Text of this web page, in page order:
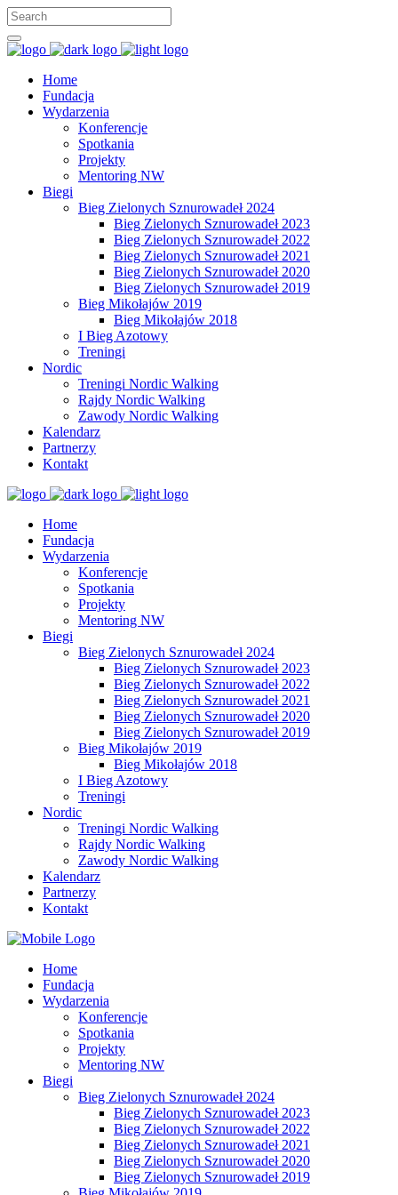
Home
Fundacja
Wydarzenia
Konferencje
Spotkania
Projekty
Mentoring NW
Biegi
Bieg Zielonych Sznurowadeł 2024
Bieg Zielonych Sznurowadeł 2023
Bieg Zielonych Sznurowadeł 2022
Bieg Zielonych Sznurowadeł 2021
Bieg Zielonych Sznurowadeł 2020
Bieg Zielonych Sznurowadeł 2019
Bieg Mikołajów 2019
Bieg Mikołajów 2018
I Bieg Azotowy
Treningi
Nordic
Treningi Nordic Walking
Rajdy Nordic Walking
Zawody Nordic Walking
Kalendarz
Partnerzy
Kontakt
Home
Fundacja
Wydarzenia
Konferencje
Spotkania
Projekty
Mentoring NW
Biegi
Bieg Zielonych Sznurowadeł 2024
Bieg Zielonych Sznurowadeł 2023
Bieg Zielonych Sznurowadeł 2022
Bieg Zielonych Sznurowadeł 2021
Bieg Zielonych Sznurowadeł 2020
Bieg Zielonych Sznurowadeł 2019
Bieg Mikołajów 2019
Bieg Mikołajów 2018
I Bieg Azotowy
Treningi
Nordic
Treningi Nordic Walking
Rajdy Nordic Walking
Zawody Nordic Walking
Kalendarz
Partnerzy
Kontakt
Home
Fundacja
Wydarzenia
Konferencje
Spotkania
Projekty
Mentoring NW
Biegi
Bieg Zielonych Sznurowadeł 2024
Bieg Zielonych Sznurowadeł 2023
Bieg Zielonych Sznurowadeł 2022
Bieg Zielonych Sznurowadeł 2021
Bieg Zielonych Sznurowadeł 2020
Bieg Zielonych Sznurowadeł 2019